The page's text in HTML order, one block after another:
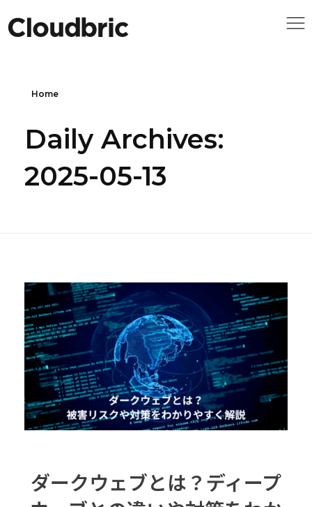
Home
Daily Archives:
2025-05-13
ダークウェブとは？ディープ